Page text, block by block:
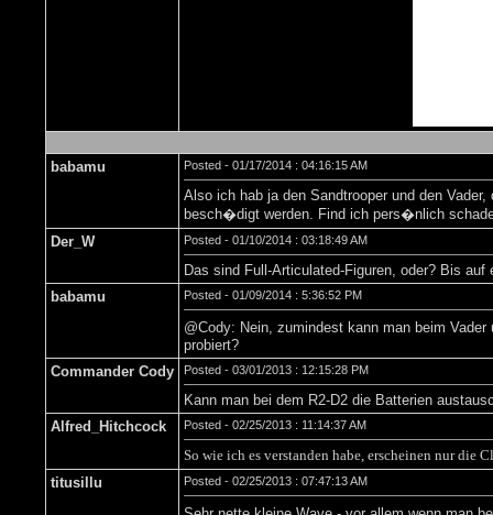
babamu Posted - 01/17/2014 : 04:16:15 AM
Also ich hab ja den Sandtrooper und den
besch�digt werden. Find ich pers�nlich
Der_W
Posted - 01/10/2014 : 03:18:49 AM
Das sind Full-Articulated-Figuren, oder? Bis
babamu
Posted - 01/09/2014 : 5:36:52 PM
@Cody: Nein, zumindest kann man beim
probiert?
Commander Cody
Posted - 03/01/2013 : 12:15:28 PM
Kann man bei dem R2-D2 die Batterien
Alfred_Hitchcock
Posted - 02/25/2013 : 11:14:37 AM
So wie ich es verstanden habe, erscheinen nur die
titusillu
Posted - 02/25/2013 : 07:47:13 AM